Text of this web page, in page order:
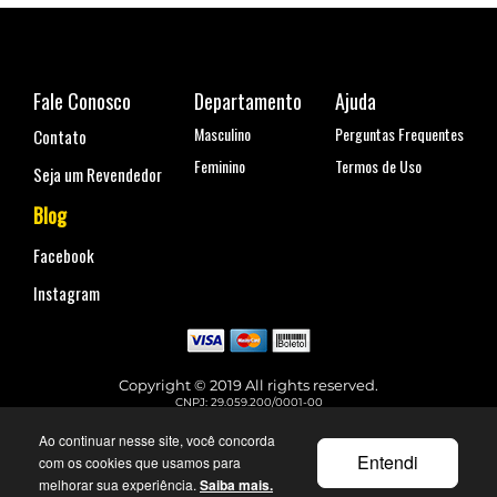
Ao continuar nesse site, você concorda
com os cookies que usamos para
melhorar sua experiência. Saiba mais.
Entendi
Fale Conosco
Contato
Seja um Revendedor
Blog
Facebook
Instagram
Departamento
Masculino
Feminino
Ajuda
Perguntas Frequentes
Termos de Uso
Copyright © 2019 All rights reserved.
CNPJ: 29.059.200/0001-00
Telefone para contato: (11) 99144-4129
faleconosco@urbane.com.br